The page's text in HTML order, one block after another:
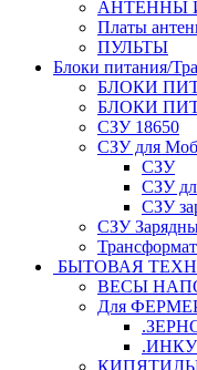
АНТЕННЫ
Платы
ПУЛЬТЫ
Блоки питания/
БЛОКИ
БЛОКИ
СЗУ 18650
СЗУ для
СЗУ
СЗУ
СЗУ
СЗУ
БЫТОВАЯ
ВЕСЫ
Для